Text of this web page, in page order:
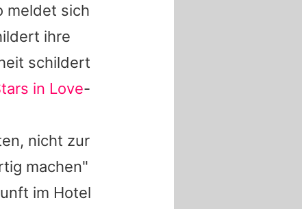
meldet sich
ihre
schildert
in Love-
nicht zur
machen"
im Hotel